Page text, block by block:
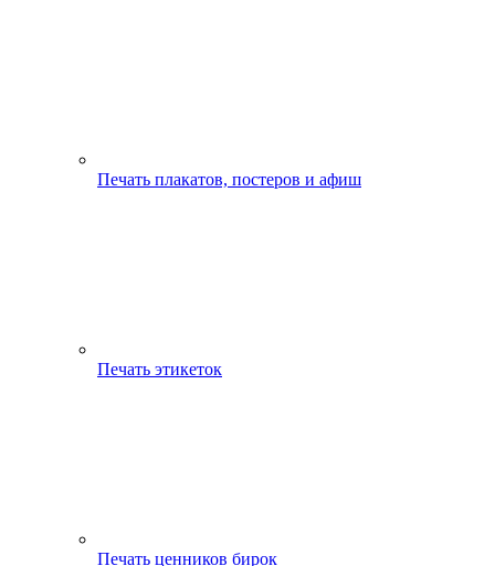
Печать плакатов, постеров и афиш
Печать этикеток
Печать ценников бирок